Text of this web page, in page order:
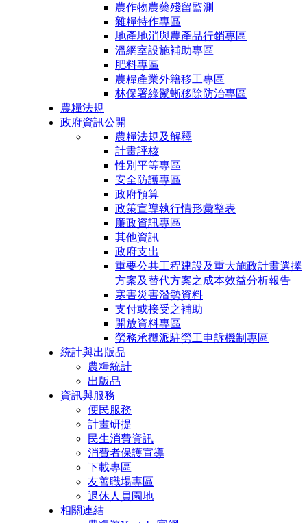
農作物農藥殘留監測
雜糧特作專區
地產地消與農產品行銷專區
溫網室設施補助專區
肥料專區
農糧產業外籍移工專區
林保署綠鬣蜥移除防治專區
農糧法規
政府資訊公開
農糧法規及解釋
計畫評核
性別平等專區
安全防護專區
政府預算
政策宣導執行情形彙整表
廉政資訊專區
其他資訊
政府支出
重要公共工程建設及重大施政計畫選擇
方案及替代方案之成本效益分析報告
寒害災害潛勢資料
支付或接受之補助
開放資料專區
勞務承攬派駐勞工申訴機制專區
統計與出版品
農糧統計
出版品
資訊與服務
便民服務
計畫研提
民生消費資訊
消費者保護宣導
下載專區
友善職場專區
退休人員園地
相關連結